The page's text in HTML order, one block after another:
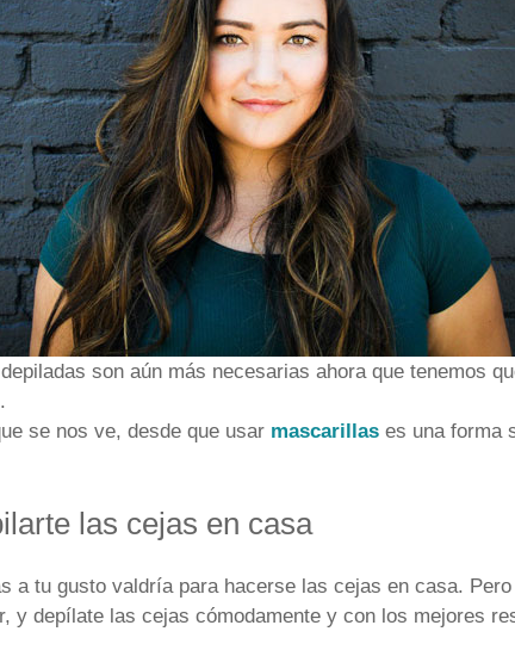
son aún más necesarias ahora que tenemos
se nos ve, desde que usar mascarillases una forma
las cejas en casa
a tu gusto valdría para hacerse las cejas en casa.
y depílate las cejas cómodamente y con los mejores